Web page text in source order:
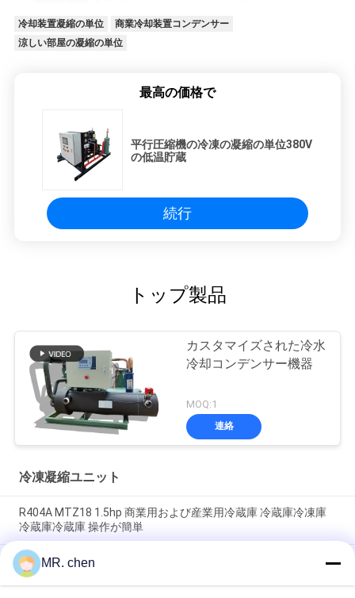
冷却装置凝縮の単位
商業冷却装置コンデンサー
涼しい部屋の凝縮の単位
最高の価格で
平行圧縮機の冷凍の凝縮の単位380V
の低温貯蔵
続行
トップ製品
カスタマイズされた冷水
冷却コンデンサー機器
MOQ:1
連絡
冷凍凝縮ユニット
R404A MTZ18 1.5hp 商業用および産業用冷蔵庫 冷蔵庫冷凍庫
冷蔵庫冷蔵庫 操作が簡単
BFS51 信頼性のある冷室 半密封式圧縮機 凝縮装置 冷蔵庫 冷蔵
装置 操作が簡単
MR. chen